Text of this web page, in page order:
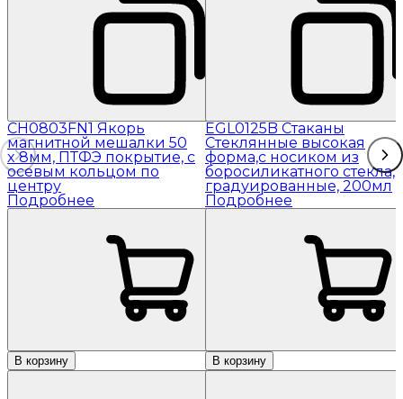
CH0803FN1 Якорь
магнитной мешалки 50
x 8мм, ПТФЭ покрытие, с
осевым кольцом по
центру
Подробнее
В корзину
EGL0125B Стаканы
Стеклянные высокая
форма,с носиком из
боросиликатного стекла,
градуированные, 200мл
Подробнее
В корзину